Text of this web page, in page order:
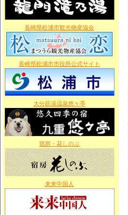
長崎県松浦市観光物産協会
長崎県松浦市市役所公式サイト
大分筋湯温泉悠々亭
宿房・花しのぶ
来来中国人